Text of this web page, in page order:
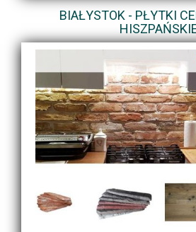
BIAŁYSTOK - PŁYTKI